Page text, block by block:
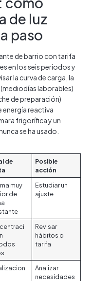
de luz
paso
de barrio con tarifa
en los seis periodos y
la curva de carga, la
laborables)
de preparación)
energía reactiva
frigorífica y un
se ha usado.
de
Posible
acción
muy
de
Estudiar un
ajuste
Revisar
hábitos o
tarifa
Analizar
necesidades